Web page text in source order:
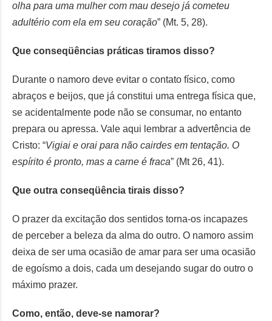
olha para uma mulher com mau desejo já cometeu
adultério com ela em seu coração” (Mt. 5, 28).
Que conseqüências práticas tiramos disso?
Durante o namoro deve evitar o contato físico, como
abraços e beijos, que já constitui uma entrega física que,
se acidentalmente pode não se consumar, no entanto
prepara ou apressa. Vale aqui lembrar a advertência de
Cristo: “Vigiai e orai para não cairdes em tentação. O
espírito é pronto, mas a carne é fraca” (Mt 26, 41).
Que outra conseqüência tirais disso?
O prazer da excitação dos sentidos torna-os incapazes
de perceber a beleza da alma do outro. O namoro assim
deixa de ser uma ocasião de amar para ser uma ocasião
de egoísmo a dois, cada um desejando sugar do outro o
máximo prazer.
Como, então, deve-se namorar?